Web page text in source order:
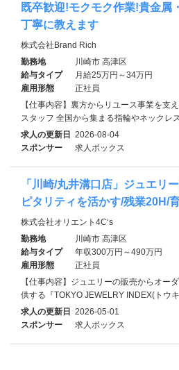
既卒歓迎!モクモク作業!貴金属
丁寧に教えます
株式会社Brand Rich
勤務地
川崎市 高津区
給与タイプ
月給25万円～34万円
雇用形態
正社員
【仕事内容】裏方からリユース事業を支
スタッフ 全国から集まる指輪やネックレ
求人の更新日 2026-08-04
スポンサー
求人ボックス
「川崎/丸井溝口店」ジュエリ
ピタリティを活かす/残業20H/
株式会社オリエント4C‘s
勤務地
川崎市 高津区
給与タイプ
年収300万円～490万円
雇用形態
正社員
【仕事内容】ジュエリーの販売からオー
供する『TOKYO JEWELRY INDEX(トウ
求人の更新日 2026-05-01
スポンサー
求人ボックス